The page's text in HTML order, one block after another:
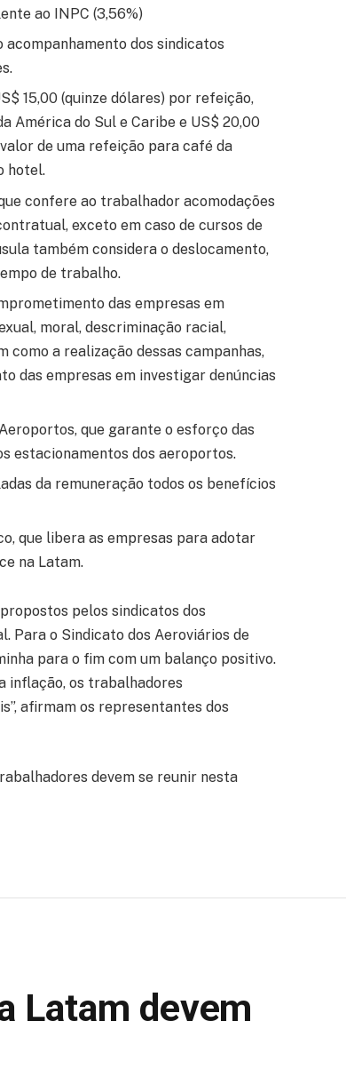
ao INPC (3,56%)
acompanhamento dos sindicatos
15,00 (quinze dólares) por refeição,
América do Sul e Caribe e US$ 20,00
de uma refeição para café da
hotel.
confere ao trabalhador acomodações
exceto em caso de cursos de
também considera o deslocamento,
de trabalho.
das empresas em
moral, descriminação racial,
como a realização dessas campanhas,
das empresas em investigar denúncias
que garante o esforço das
estacionamentos dos aeroportos.
da remuneração todos os benefícios
que libera as empresas para adotar
na Latam.
pelos sindicatos dos
Para o Sindicato dos Aeroviários de
para o fim com um balanço positivo.
inflação, os trabalhadores
afirmam os representantes dos
devem se reunir nesta
Latam devem